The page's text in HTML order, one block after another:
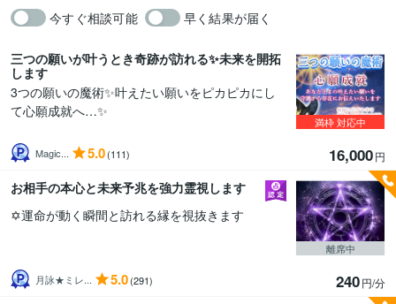
今すぐ相談可能 早く結果が届く
三つの願いが叶うとき奇跡が訪れる✨未来を開拓
します
3つの願いの魔術✨叶えたい願いをピカピカにし
て心願成就へ…✨
Magic... 5.0(111) 16,000円
満枠対応中
お相手の本心と未来予兆を強力霊視します
✡️運命が動く瞬間と訪れる縁を視抜きます
月詠★ミレ... 5.0(291) 240円/分
離席中